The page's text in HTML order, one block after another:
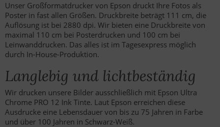
Unser Großformatdrucker von Epson druckt Ihre Fotos als
Poster in fast allen Größen. Druckbreite beträgt 111 cm, die
Auflösung ist bei 2880 dpi. Wir bieten eine Druckbreite von
maximal 110 cm bei Posterdrucken und 100 cm bei
Leinwanddrucken. Das alles ist im Tagesexpress möglich
durch In-House-Produktion.
Langlebig und lichtbeständig
Wir drucken unsere Bilder ausschließlich mit Epson Ultra
Chrome PRO 12 Ink Tinte. Laut Epson erreichen diese
Ausdrucke eine Lebensdauer von bis zu 75 Jahren in Farbe
und über 100 Jahren in Schwarz-Weiß.